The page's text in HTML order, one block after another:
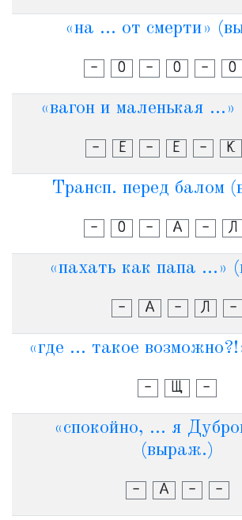
«на ... от смерти»
- О - О - О
«вагон и маленькая
- Е - Е - К
Трансп. перед балом
- О - А - Л
«пахать как папа ...»
- А - Л -
«где ... такое
- Щ -
«спокойно, ... я
(выраж.)
- А - -